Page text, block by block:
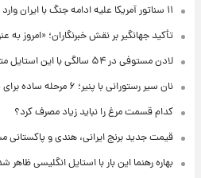
۱۱ سناتور آمریکا علیه ادامه جنگ با ایران وارد عمل شدند
تأکید جهانگیر بر نقش خبرنگاران؛ «امروز
لادن مستوفی در ۵۴ سالگی با این استایل متفاوت دیده شد!
نان سیر رستورانی با پنیر؛ ۶ مرحله ساده برای یک نان پف‌دار و کش‌دار
کدام قسمت مرغ را نباید زیاد مصرف کرد؟
قیمت جدید برنج ایرانی، هندی و
بهاره رهنما این بار با استایل انگلیسی